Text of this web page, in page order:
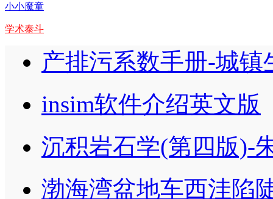
小小魔童
学术泰斗
产排污系数手册-城镇
insim软件介绍英文版
沉积岩石学(第四版)-
渤海湾盆地车西洼陷